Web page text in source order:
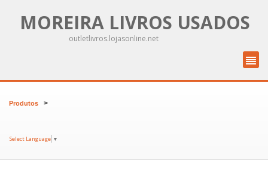
MOREIRA LIVROS USADOS
outletlivros.lojasonline.net
Produtos >
Select Language ▼